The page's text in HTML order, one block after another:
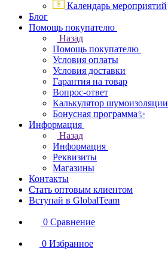
Календарь мероприятий
Блог
Помощь покупателю
Назад
Помощь покупателю
Условия оплаты
Условия доставки
Гарантия на товар
Вопрос-ответ
Калькулятор шумоизоляции
Бонусная программа✨
Информация
Назад
Информация
Реквизиты
Магазины
Контакты
Стать оптовым клиентом
Вступай в GlobalTeam
0 Сравнение
0 Избранное